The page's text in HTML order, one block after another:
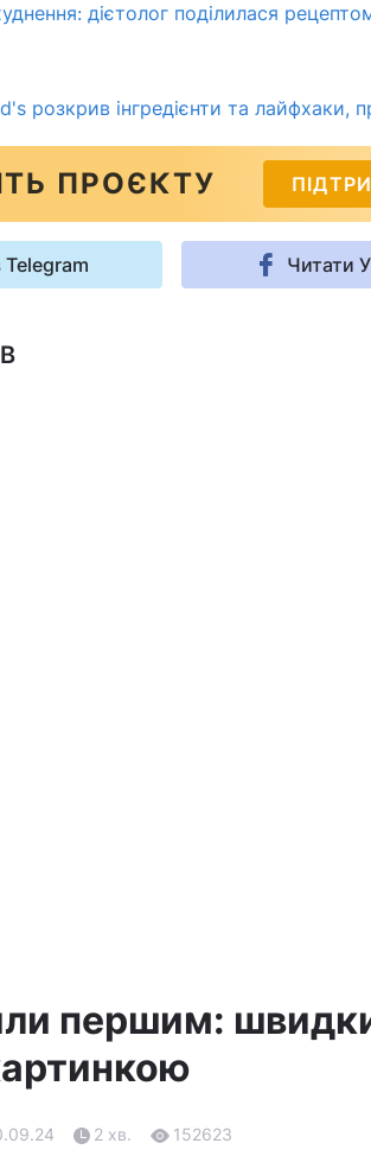
дієтолог поділилася
розкрив інгредієнти та лайфхаки,
ПРОЄКТУ
Читати
першим:
2 хв. 152623